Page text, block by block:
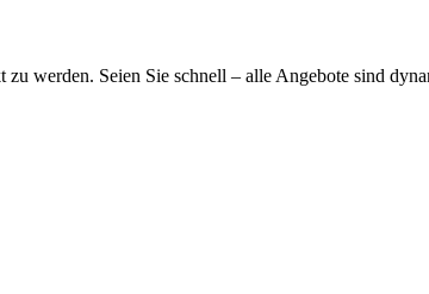
werden. Seien Sie schnell – alle Angebote sind